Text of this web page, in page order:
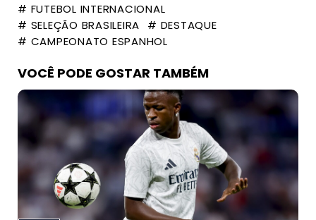
# FUTEBOL INTERNACIONAL
# SELEÇÃO BRASILEIRA
# DESTAQUE
# CAMPEONATO ESPANHOL
VOCÊ PODE GOSTAR TAMBÉM